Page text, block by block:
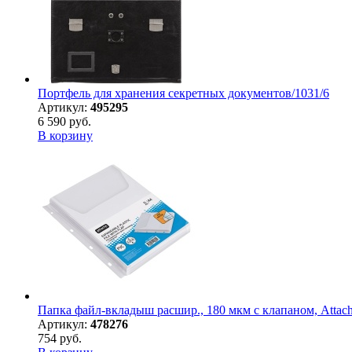
Портфель для хранения секретных документов/1031/6
Артикул: 495295
6 590 руб.
В корзину
Папка файл-вкладыш расшир., 180 мкм с клапаном,
Артикул: 478276
754 руб.